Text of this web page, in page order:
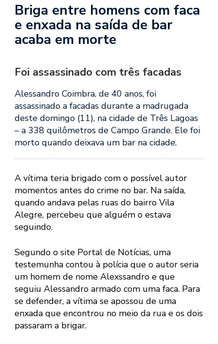
Briga entre homens com faca
e enxada na saída de bar
acaba em morte
Foi assassinado com três facadas
Alessandro Coimbra, de 40 anos, foi
assassinado a facadas durante a madrugada
deste domingo (11), na cidade de Três Lagoas
– a 338 quilômetros de Campo Grande. Ele foi
morto quando deixava um bar na cidade.
A vítima teria brigado com o possível autor
momentos antes do crime no bar. Na saída,
quando andava pelas ruas do bairro Vila
Alegre, percebeu que alguém o estava
seguindo.
Segundo o site Portal de Notícias, uma
testemunha contou à polícia que o autor seria
um homem de nome Alexssandro e que
seguiu Alessandro armado com uma faca. Para
se defender, a vítima se apossou de uma
enxada que encontrou no meio da rua e os dois
passaram a brigar.